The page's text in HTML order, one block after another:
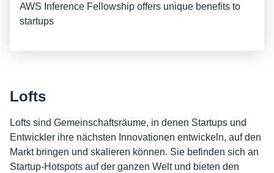
AWS Inference Fellowship offers unique benefits to
startups
Lofts
Lofts sind Gemeinschaftsräume, in denen Startups und
Entwickler ihre nächsten Innovationen entwickeln, auf den
Markt bringen und skalieren können. Sie befinden sich an
Startup-Hotspots auf der ganzen Welt und bieten den